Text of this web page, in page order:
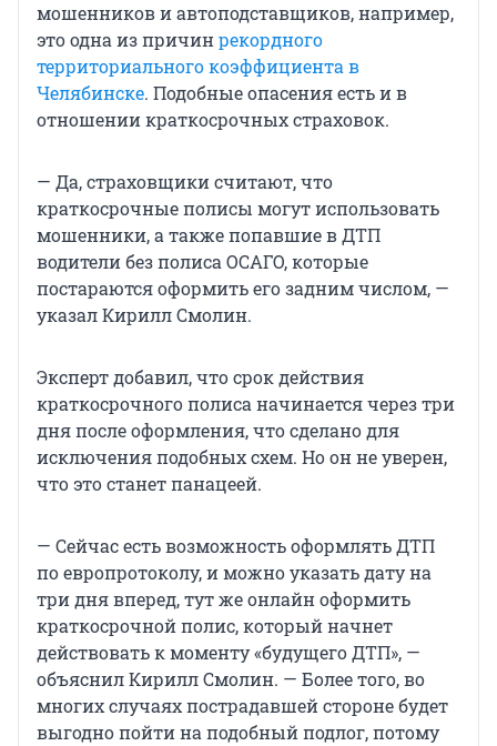
мошенников и автоподставщиков, например,
это одна из причинрекордного
территориального коэффициента в
Челябинске. Подобные опасения есть и в
отношении краткосрочных страховок.
— Да, страховщики считают, что
краткосрочные полисы могут использовать
мошенники, а также попавшие в ДТП
водители без полиса ОСАГО, которые
постараются оформить его задним числом, —
указал Кирилл Смолин.
Эксперт добавил, что срок действия
краткосрочного полиса начинается через три
дня после оформления, что сделано для
исключения подобных схем. Но он не уверен,
что это станет панацеей.
— Сейчас есть возможность оформлять ДТП
по европротоколу, и можно указать дату на
три дня вперед, тут же онлайн оформить
краткосрочной полис, который начнет
действовать к моменту «будущего ДТП», —
объяснил Кирилл Смолин. — Более того, во
многих случаях пострадавшей стороне будет
выгодно пойти на подобный подлог, потому